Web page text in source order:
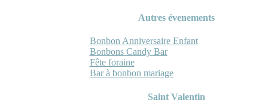
Autres évenements
Bonbon Anniversaire Enfant
Bonbons Candy Bar
Fête foraine
Bar à bonbon mariage
Saint Valentin